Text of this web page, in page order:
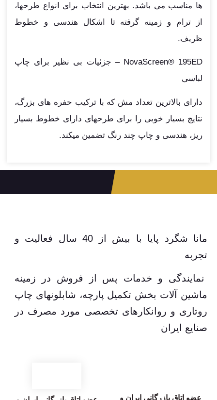
ها مناسب می باشد. بهترین انتخاب برای انواع طرحها،
از ترام و زمینه گرفته تا اشکال هندسی و خطوط
ظریف.
NovaScreen® 195ED – جزئیات بی نظیر برای چاپ
لباسی
دارای بالاترین تعداد مش که با ترکیب حفره های بزرگ،
نتایج بسیار خوبی را برای طرحهای دارای خطوط بسیار
ریز، هندسی و چاپ چند رنگ تضمین میکند.
مانا شگرد پایا با بیش از 40 سال فعالیت و
تجربه
نمایندگی و خدمات پس از فروش در زمینه
ماشین آلات بخش تکمیل پارچه، شابلونهای چاپ
روتاری و روانکارهای تخصصی مورد مصرف در
صنایع ایران
عضو اتاق بازرگانی ایران و